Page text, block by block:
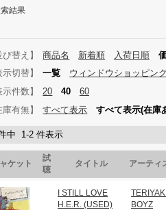
結果
替え】 商品名 新着順 入荷日順
切替】
一覧
ウィンドウショッピン
件数】
20 40
60
有無】
すべて表示 すべて表示(在庫
中 1-2 件表示
ケット
試
聴
タイトル アーティ
I STILL LOVE
H.E.R. (USED)
TERIYAKI
BOYZ